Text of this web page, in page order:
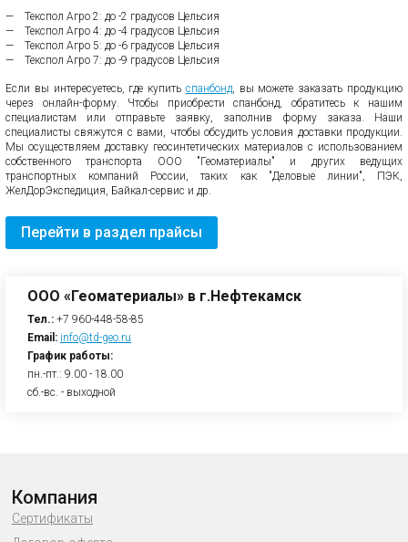
Текспол Агро 2: до -2 градусов Цельсия
Текспол Агро 4: до -4 градусов Цельсия
Текспол Агро 5: до -6 градусов Цельсия
Текспол Агро 7: до -9 градусов Цельсия
Если вы интересуетесь, где купить спанбонд, вы можете заказать продукцию
через онлайн-форму. Чтобы приобрести спанбонд, обратитесь к нашим
специалистам или отправьте заявку, заполнив форму заказа. Наши
специалисты свяжутся с вами, чтобы обсудить условия доставки продукции.
Мы осуществляем доставку геосинтетических материалов с использованием
собственного транспорта ООО "Геоматериалы" и других ведущих
транспортных компаний России, таких как "Деловые линии", ПЭК,
ЖелДорЭкспедиция, Байкал-сервис и др.
Перейти в раздел прайсы
ООО «Геоматериалы» в г.Нефтекамск
Тел.: +7 960-448-58-85
Email: info@td-geo.ru
График работы:
пн.-пт.: 9.00 - 18.00
сб.-вс. - выходной
Компания
Сертификаты